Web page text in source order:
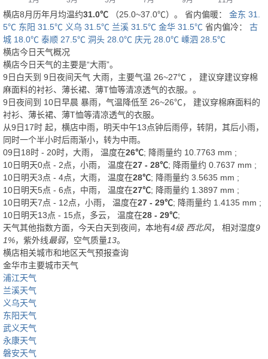
横店8月历年月均温约31.0℃ （25.0~37.0℃）。 省内偏暖： 金东 31.
5℃ 东阳 31.5℃ 义乌 31.5℃ 兰溪 31.5℃ 金华 31.5℃ 省内偏冷： 古
城 18.0℃ 泰顺 27.5℃ 洞头 28.0℃ 庆元 28.0℃ 嵊泗 28.5℃
横店今日天气概况
横店今日天气的主要是“大雨”。
9日白天到 9日夜间天气 大雨，主要气温 26~27℃ ， 建议穿建议穿棉
麻面料的衬衫、薄长裙、薄T恤等清凉透气的衣服。 。
9日夜间到 10日早晨 暴雨，气温降低至 26~26℃， 建议穿棉麻面料的
衬衫、薄长裙、薄T恤等清凉透气的衣服。
从9日17时 起，横店中雨，明天中午13点钟后雨停，转阴，其后小雨，
同时一个半小时后雨渐小，转为中雨。
09日18时 - 20时，大雨， 温度在26℃; 降雨量约 10.7763 mm ;
10日明天0点 - 2点，小雨， 温度在27 - 28℃; 降雨量约 0.7637 mm ;
10日明天3点 - 4点，大雨， 温度在28℃; 降雨量约 3.5635 mm ;
10日明天5点 - 6点，中雨， 温度在27℃; 降雨量约 1.3897 mm ;
10日明天7点 - 12点，小雨， 温度在27 - 29℃; 降雨量约 1.4135 mm ;
10日明天13点 - 15点，多云， 温度在28 - 29℃;
天气其他指数方面，今天白天到夜间，本地有4级 西北风， 相对湿度9
1%，紫外线最弱，空气质量13。
横店相关城市和地区天气预报查询
金华市主要城市天气
浦江天气
兰溪天气
义乌天气
东阳天气
武义天气
永康天气
磐安天气